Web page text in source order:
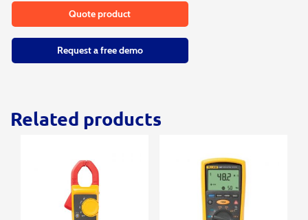
Quote product
Request a free demo
Related products